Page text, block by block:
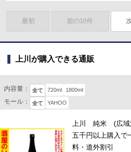
最初 前の10件
上川が購入できる通販
内容量： 全て 720ml 1800ml
モール： 全て YAHOO
上川 純米 (広域
五千円以上購入で
料・道外割引